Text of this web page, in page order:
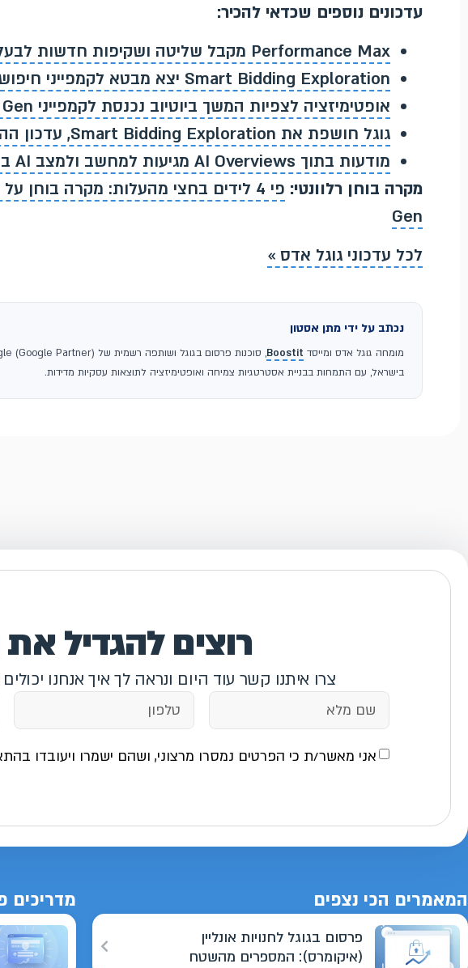
עדכונים נוספים שכדאי להכיר:
Performance Max מקבל שליטה ושקיפות חדשות לבעלי עסקים
Smart Bidding Exploration יצא מבטא לקמפייני חיפוש עם יעד ROAS
אופטימיזציה לצפיות המשך ביוטיוב נכנסת לקמפייני Demand Gen
גוגל חושפת את Smart Bidding Exploration, עדכון ההצעות הגדול בעשור
מודעות בתוך AI Overviews מגיעות למחשב ולמצב AI בחיפוש
מקרה בוחן רלוונטי:
Gen
לכל עדכוני גוגל אדס »
נכתב על ידי מתן אסטון
מומחה גוגל אדס ומייסד Boostit
בישראל, עם התמחות בבניית אסטרטגיות צמיחה ואופטימיזציה לתוצאות עסקיות מדידות.
רוצים להגדיל
צרו איתנו קשר עוד היום ונראה לך איך אנחנו
אני מאשר/ת כי הפרטים נמסרו מרצוני, ושהם ישמרו ויעובדו
המאמרים הכי נצפים
פרסום בגוגל לחנויות אונליין
(איקומרס): המספרים מהשטח
מדריכים